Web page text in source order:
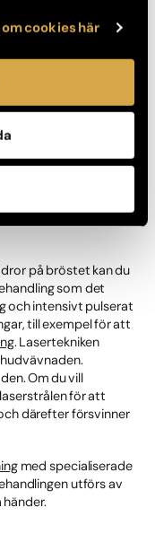
cookies här
är för att du har
en anledning till varför
blodkärl om du
på bröstet kan du
som det
och intensivt pulserat
till exempel för att
. Lasertekniken
Om du vill
för att
därefter försvinner
med specialiserade
utförs av